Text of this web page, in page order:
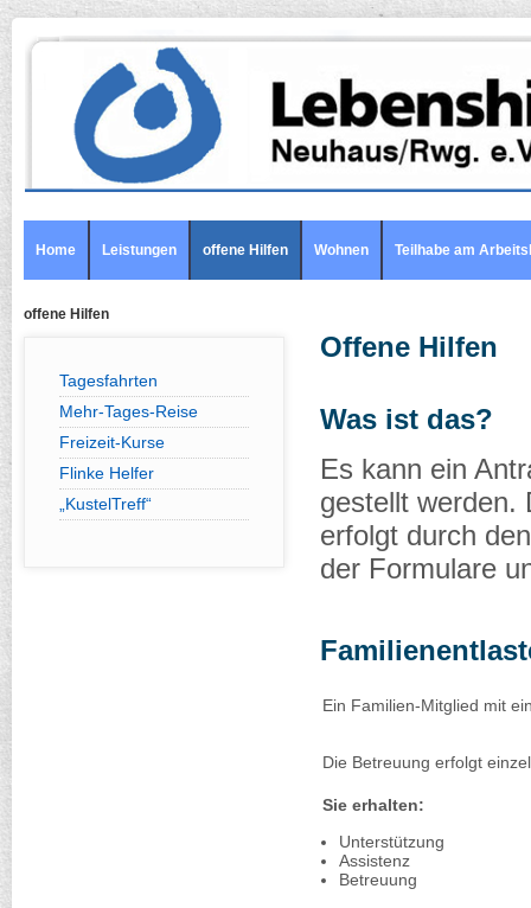
Home Leistungen offene Hilfen Wohnen Teilhabe am
offene Hilfen
Tagesfahrten
Mehr-Tages-Reise
Freizeit-Kurse
Flinke Helfer
„KustelTreff“
Offene Hilfen
Was ist das?
Es kann ein
gestellt werden.
erfolgt durch
der Formulare
Ein Familien-Mitglied mit
Die Betreuung erfolgt
Sie erhalten:
Unterstützung
Assistenz
Betreuung